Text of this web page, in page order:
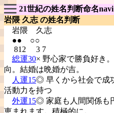
21世紀の姓名判断命名navi
岩隈 久志 の姓名判断
岩隈 久志
●● ○○
812 3 7
総運30× 野心家で勝負好き
向。結婚は晩婚が吉。
人運15◎ 早くから社会で成
活動力を持つ
外運15◎ 家庭も人間関係も
恵まれます。積極的に。